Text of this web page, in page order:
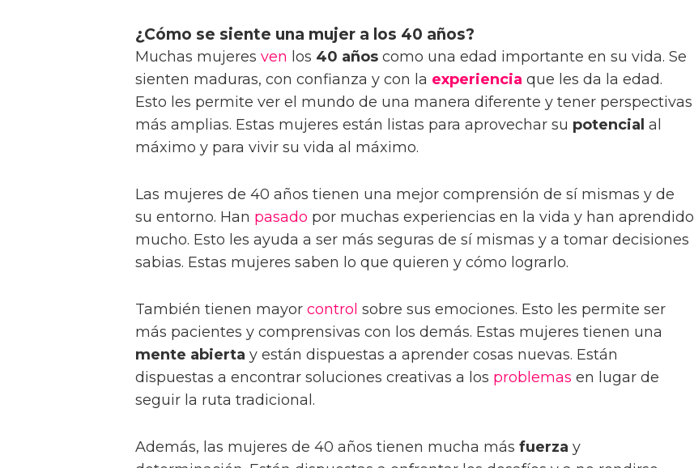
¿Cómo se siente una mujer a los 40 años?
Muchas mujeres ven los 40 años como una edad importante en su vida. Se
sienten maduras, con confianza y con la experiencia que les da la edad.
Esto les permite ver el mundo de una manera diferente y tener perspectivas
más amplias. Estas mujeres están listas para aprovechar su potencial al
máximo y para vivir su vida al máximo.
Las mujeres de 40 años tienen una mejor comprensión de sí mismas y de
su entorno. Han pasado por muchas experiencias en la vida y han aprendido
mucho. Esto les ayuda a ser más seguras de sí mismas y a tomar decisiones
sabias. Estas mujeres saben lo que quieren y cómo lograrlo.
También tienen mayor control sobre sus emociones. Esto les permite ser
más pacientes y comprensivas con los demás. Estas mujeres tienen una
mente abierta y están dispuestas a aprender cosas nuevas. Están
dispuestas a encontrar soluciones creativas a los problemas en lugar de
seguir la ruta tradicional.
Además, las mujeres de 40 años tienen mucha más fuerza y